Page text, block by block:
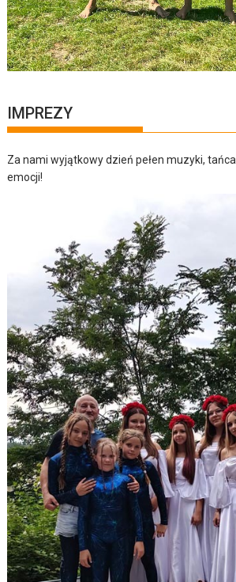
IMPREZY
Za nami wyjątkowy dzień pełen muzyki,
emocji!